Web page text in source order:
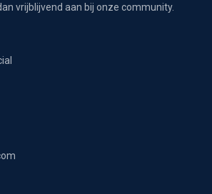
vrijblijvend aan bij onze community.